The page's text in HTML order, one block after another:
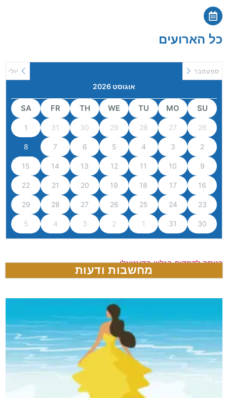
כל הארועים
יולי
אוגוסט 2026
ספטמבר
SU
MO
TU
WE
TH
FR
SA
26
27
28
29
30
31
1
2
3
4
5
6
7
8
9
10
11
12
13
14
15
16
17
18
19
20
21
22
23
24
25
26
27
28
29
30
31
1
2
3
4
5
כניסה לדפדוף בגליון הדיגטאלי
מחשבות ודעות